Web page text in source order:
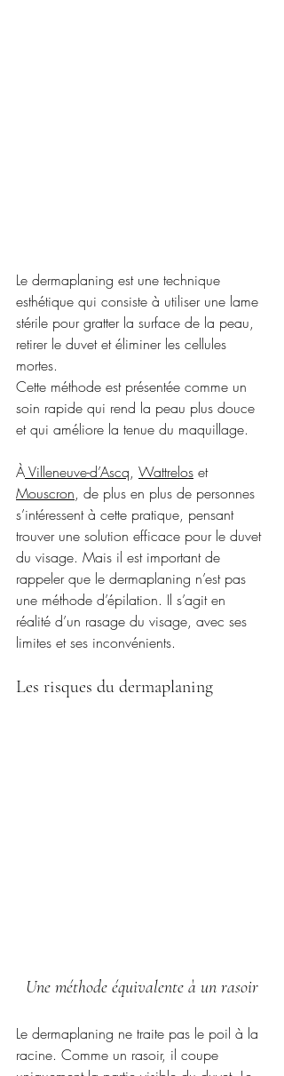
Le dermaplaning est une technique
esthétique qui consiste à utiliser une lame
stérile pour gratter la surface de la peau,
retirer le duvet et éliminer les cellules
mortes.
Cette méthode est présentée comme un
soin rapide qui rend la peau plus douce
et qui améliore la tenue du maquillage.
À Villeneuve-d’Ascq, Wattrelos et
Mouscron, de plus en plus de personnes
s’intéressent à cette pratique, pensant
trouver une solution efficace pour le duvet
du visage. Mais il est important de
rappeler que le dermaplaning n’est pas
une méthode d’épilation. Il s’agit en
réalité d’un rasage du visage, avec ses
limites et ses inconvénients.
Les risques du dermaplaning
Une méthode équivalente à un rasoir
Le dermaplaning ne traite pas le poil à la
racine. Comme un rasoir, il coupe